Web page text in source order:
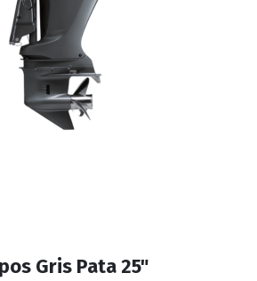
Gris Pata 25"